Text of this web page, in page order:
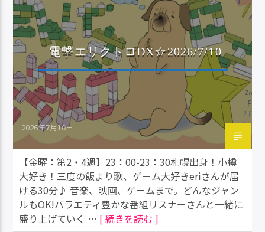
電撃エリクトロDX☆2026/7/10
2026年7月10日
【金曜：第2・4週】23：00-23：30札幌出身！小樽
大好き！三度の飯より歌、ゲーム大好きeriさんが届
ける30分♪ 音楽、映画、ゲームまで。どんなジャン
ルもOK!バラエティ豊かな番組リスナーさんと一緒に
盛り上げていく … [ 続きを読む ]